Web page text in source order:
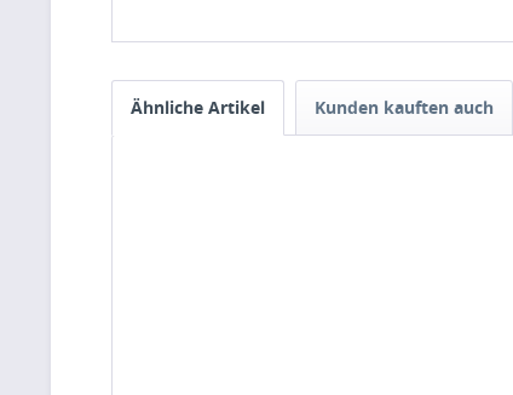
Ähnliche Artikel Kunden kauften auch